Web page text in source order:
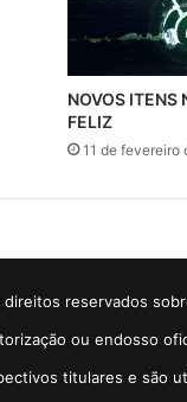
NOVOS ITENS
FELIZ
11 de fevereiro
reservados
ou endosso
titulares e são